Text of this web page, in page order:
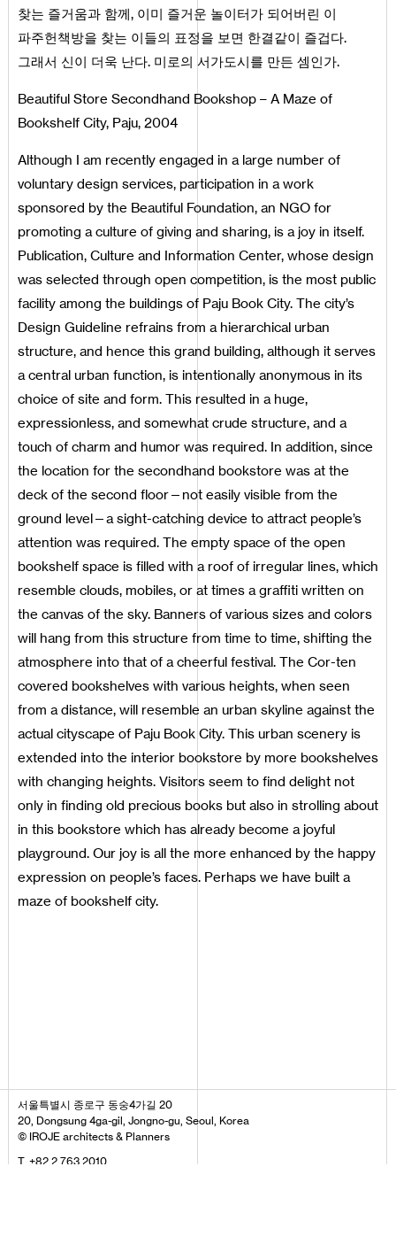
찾는 즐거움과 함께, 이미 즐거운 놀이터가 되어버린 이
파주헌책방을 찾는 이들의 표정을 보면 한결같이 즐겁다.
그래서 신이 더욱 난다. 미로의 서가도시를 만든 셈인가.
Beautiful Store Secondhand Bookshop – A Maze of
Bookshelf City, Paju, 2004
Although I am recently engaged in a large number of
voluntary design services, participation in a work
sponsored by the Beautiful Foundation, an NGO for
promoting a culture of giving and sharing, is a joy in itself.
Publication, Culture and Information Center, whose design
was selected through open competition, is the most public
facility among the buildings of Paju Book City. The city’s
Design Guideline refrains from a hierarchical urban
structure, and hence this grand building, although it serves
a central urban function, is intentionally anonymous in its
choice of site and form. This resulted in a huge,
expressionless, and somewhat crude structure, and a
touch of charm and humor was required. In addition, since
the location for the secondhand bookstore was at the
deck of the second floor—not easily visible from the
ground level—a sight-catching device to attract people’s
attention was required. The empty space of the open
bookshelf space is filled with a roof of irregular lines, which
resemble clouds, mobiles, or at times a graffiti written on
the canvas of the sky. Banners of various sizes and colors
will hang from this structure from time to time, shifting the
atmosphere into that of a cheerful festival. The Cor-ten
covered bookshelves with various heights, when seen
from a distance, will resemble an urban skyline against the
actual cityscape of Paju Book City. This urban scenery is
extended into the interior bookstore by more bookshelves
with changing heights. Visitors seem to find delight not
only in finding old precious books but also in strolling about
in this bookstore which has already become a joyful
playground. Our joy is all the more enhanced by the happy
expression on people’s faces. Perhaps we have built a
maze of bookshelf city.
서울특별시 종로구 동숭4가길 20
20, Dongsung 4ga-gil, Jongno-gu, Seoul, Korea
© IROJE architects & Planners
T. +82 2 763 2010